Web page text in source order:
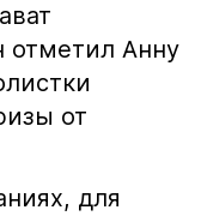
отметил Анну
от
для